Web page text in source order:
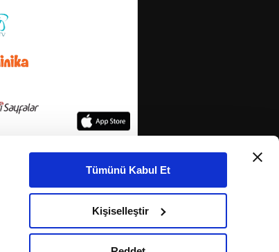
Tümünü Kabul Et
Kişiselleştir